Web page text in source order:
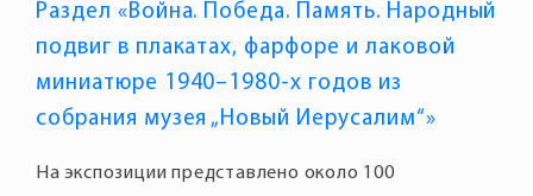
Раздел «Война. Победа. Память. Народный
подвиг в плакатах, фарфоре и лаковой
миниатюре 1940–1980-х годов из
собрания музея „Новый Иерусалим“»
На экспозиции представлено около 100